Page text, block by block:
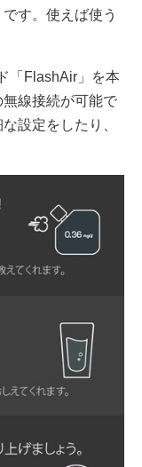
す。使えば使う
「FlashAir」を本
線接続が可能で
設定をしたり、